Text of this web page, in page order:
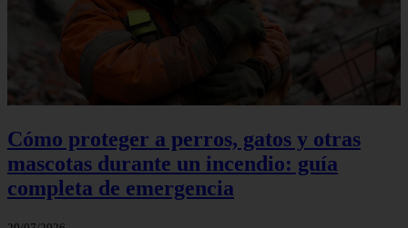
Cómo proteger a perros, gatos y otras
mascotas durante un incendio: guía
completa de emergencia